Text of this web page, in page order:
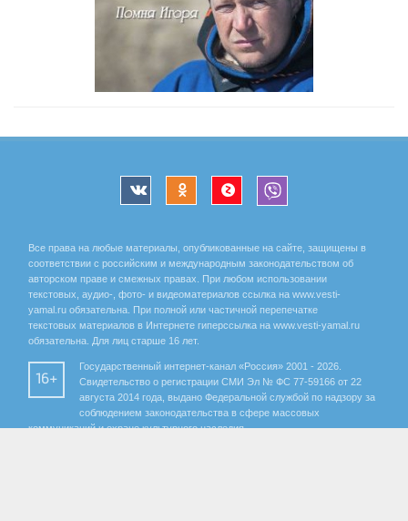
Все права на любые материалы, опубликованные на сайте, защищены в
соответствии с российским и международным законодательством об
авторском праве и смежных правах. При любом использовании
текстовых, аудио-, фото- и видеоматериалов ссылка на www.vesti-
yamal.ru обязательна. При полной или частичной перепечатке
текстовых материалов в Интернете гиперссылка на www.vesti-yamal.ru
обязательна. Для лиц старше 16 лет.
16+
Государственный интернет-канал «Россия» 2001 - 2026.
Свидетельство о регистрации СМИ Эл № ФС 77-59166 от 22
августа 2014 года, выдано Федеральной службой по надзору за
соблюдением законодательства в сфере массовых
коммуникаций и охране культурного наследия.